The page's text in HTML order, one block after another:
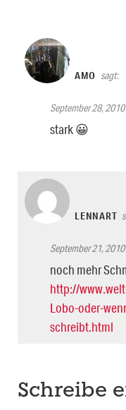
AMO sagt:
September 28,
stark 😀
LENNART
September 21,
noch mehr
http://
Lobo-oder-
schreibt.html
Schreibe